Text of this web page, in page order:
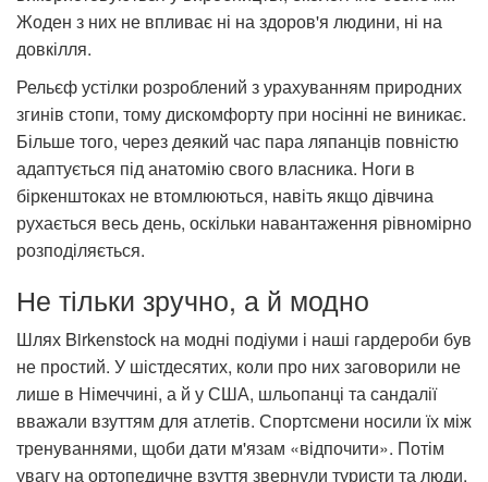
Жоден з них не впливає ні на здоров'я людини, ні на
довкілля.
Рельєф устілки розроблений з урахуванням природних
згинів стопи, тому дискомфорту при носінні не виникає.
Більше того, через деякий час пара ляпанців повністю
адаптується під анатомію свого власника. Ноги в
біркенштоках не втомлюються, навіть якщо дівчина
рухається весь день, оскільки навантаження рівномірно
розподіляється.
Не тільки зручно, а й модно
Шлях Birkenstock на модні подіуми і наші гардероби був
не простий. У шістдесятих, коли про них заговорили не
лише в Німеччині, а й у США, шльопанці та сандалії
вважали взуттям для атлетів. Спортсмени носили їх між
тренуваннями, щоби дати м'язам «відпочити». Потім
увагу на ортопедичне взуття звернули туристи та люди,